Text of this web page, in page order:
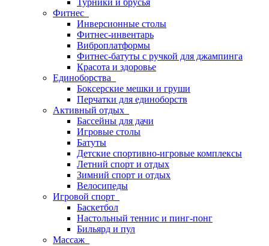
Турники и брусья
Фитнес
Инверсионные столы
Фитнес-инвентарь
Виброплатформы
Фитнес-батуты с ручкой для джампинга
Красота и здоровье
Единоборства
Боксерские мешки и груши
Перчатки для единоборств
Активный отдых
Бассейны для дачи
Игровые столы
Батуты
Детские спортивно-игровые комплексы
Летний спорт и отдых
Зимний спорт и отдых
Велосипеды
Игровой спорт
Баскетбол
Настольный теннис и пинг-понг
Бильярд и пул
Массаж